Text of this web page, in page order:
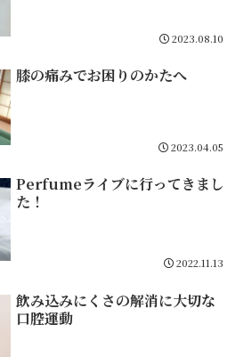
2023.08.10
膝の痛みでお困りのかたへ
2023.04.05
Perfumeライブに行ってきまし
た！
2022.11.13
飲み込みにくさの解消に大切な
口腔運動